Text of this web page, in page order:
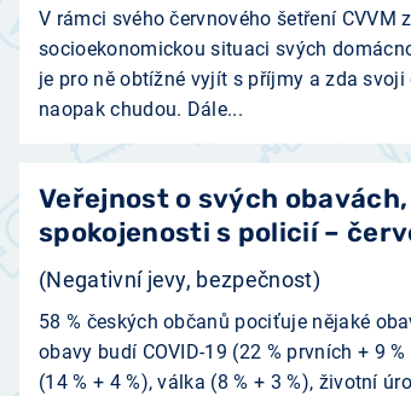
V rámci svého červnového šetření
socioekonomickou situaci svých
je pro ně obtížné vyjít s příjmy a zda
naopak chudou. Dále...
Veřejnost o svých
spokojenosti s policií –
(Negativní jevy, bezpečnost)
58 % českých občanů pociťuje nějaké
obavy budí COVID-19 (22 % prvních + 9
(14 % + 4 %), válka (8 % + 3 %), životní